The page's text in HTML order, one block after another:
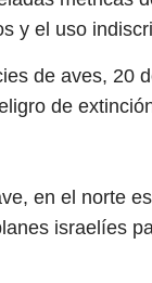
y el uso
de aves, 20
de
en el norte
israelíes